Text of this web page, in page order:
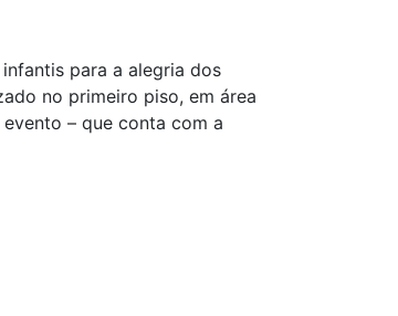
para a alegria dos
no primeiro piso, em área
– que conta com a